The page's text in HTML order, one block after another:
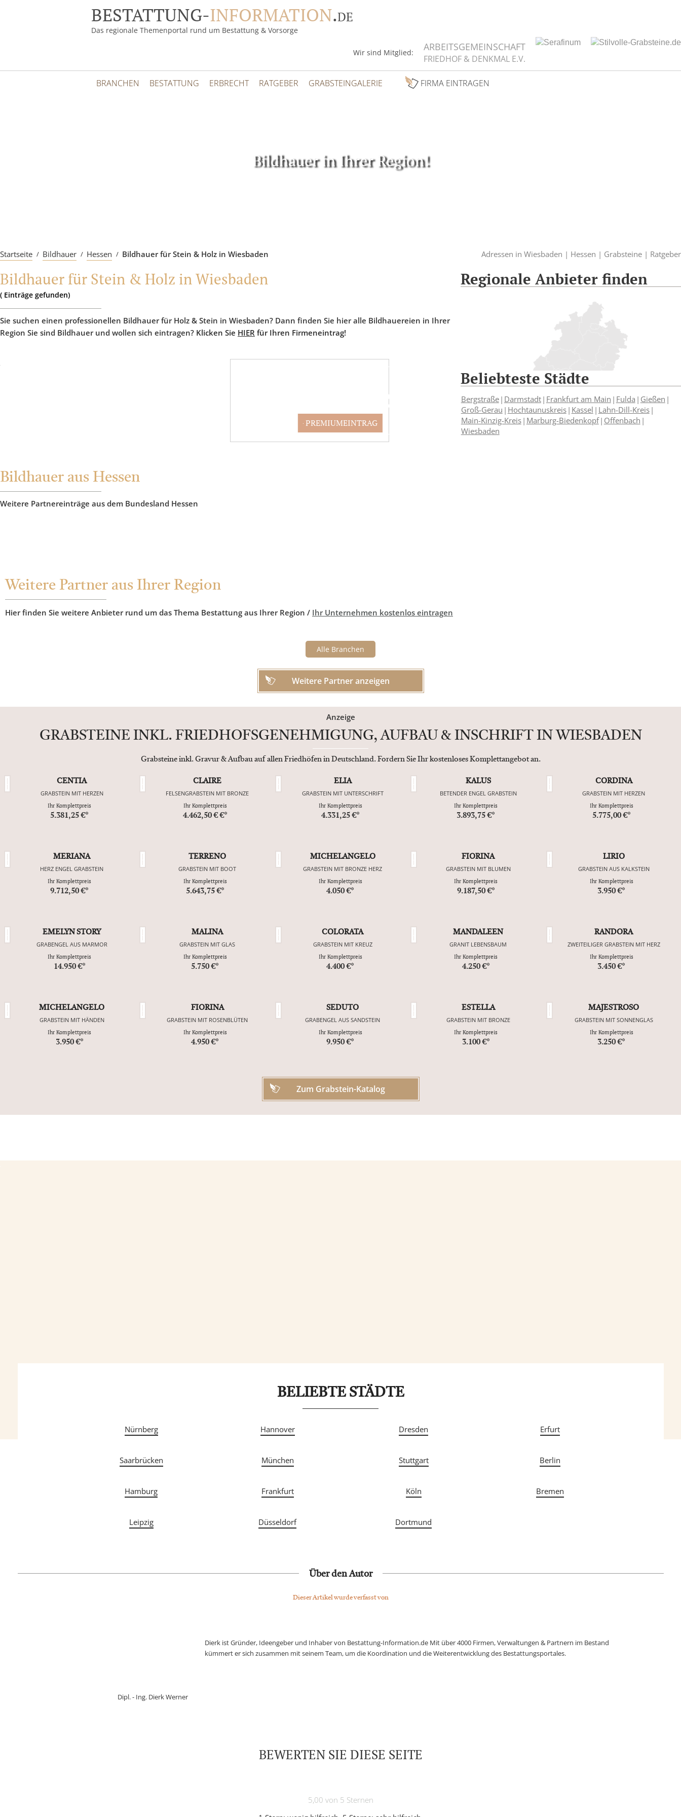
BESTATTUNG-INFORMATION.DE
Das regionale Themenportal rund um Bestattung & Vorsorge
Wir sind Mitglied: ARBEITSGEMEINSCHAFT
FRIEDHOF & DENKMAL E.V.
BRANCHEN BESTATTUNG ERBRECHT RATGEBER GRABSTEINGALERIE FIRMA EINTRAGEN
Bildhauer in Ihrer Region!
Startseite Bildhauer Hessen Bildhauer für Stein & Holz in Wiesbaden Adressen in Wiesbaden | Hessen | Grabsteine | Ratgeber
Bildhauer für Stein & Holz in Wiesbaden
( Einträge gefunden)
Sie suchen einen professionellen Bildhauer für Holz & Stein in Wiesbaden? Dann finden Sie hier alle Bildhauereien in Ihrer
Region Sie sind Bildhauer und wollen sich eintragen? Klicken Sie HIER für Ihren Firmeneintrag!
PARTNER WERDEN
PREMIUMEINTRAG
Regionale Anbieter finden
Beliebteste Städte
Bergstraße Darmstadt Frankfurt am Main Fulda Gießen
Groß-Gerau Hochtaunuskreis Kassel Lahn-Dill-Kreis
Main-Kinzig-Kreis Marburg-Biedenkopf Offenbach
Wiesbaden
Bildhauer aus Hessen
Weitere Partnereinträge aus dem Bundesland Hessen
Weitere Partner aus Ihrer Region
Hier finden Sie weitere Anbieter rund um das Thema Bestattung aus Ihrer Region / Ihr Unternehmen kostenlos eintragen
Alle Branchen
Weitere Partner anzeigen
Anzeige
GRABSTEINE INKL. FRIEDHOFSGENEHMIGUNG, AUFBAU & INSCHRIFT IN WIESBADEN
Grabsteine inkl. Gravur & Aufbau auf allen Friedhöfen in Deutschland. Fordern Sie Ihr kostenloses Komplettangebot an.
CENTIA
GRABSTEIN MIT HERZEN
Ihr Komplettpreis
5.381,25 €*
CLAIRE
FELSENGRABSTEIN MIT BRONZE
Ihr Komplettpreis
4.462,50 € €*
ELIA
GRABSTEIN MIT UNTERSCHRIFT
Ihr Komplettpreis
4.331,25 €*
KALUS
BETENDER ENGEL GRABSTEIN
Ihr Komplettpreis
3.893,75 €*
CORDINA
GRABSTEIN MIT HERZEN
Ihr Komplettpreis
5.775,00 €*
MERIANA
HERZ ENGEL GRABSTEIN
Ihr Komplettpreis
9.712,50 €*
TERRENO
GRABSTEIN MIT BOOT
Ihr Komplettpreis
5.643,75 €*
MICHELANGELO
GRABSTEIN MIT BRONZE HERZ
Ihr Komplettpreis
4.050 €*
FIORINA
GRABSTEIN MIT BLUMEN
Ihr Komplettpreis
9.187,50 €*
LIRIO
GRABSTEIN AUS KALKSTEIN
Ihr Komplettpreis
3.950 €*
EMELYN STORY
GRABENGEL AUS MARMOR
Ihr Komplettpreis
14.950 €*
MALINA
GRABSTEIN MIT GLAS
Ihr Komplettpreis
5.750 €*
COLORATA
GRABSTEIN MIT KREUZ
Ihr Komplettpreis
4.400 €*
MANDALEEN
GRANIT LEBENSBAUM
Ihr Komplettpreis
4.250 €*
RANDORA
ZWEITEILIGER GRABSTEIN MIT HERZ
Ihr Komplettpreis
3.450 €*
MICHELANGELO
GRABSTEIN MIT HÄNDEN
Ihr Komplettpreis
3.950 €*
FIORINA
GRABSTEIN MIT ROSENBLÜTEN
Ihr Komplettpreis
4.950 €*
SEDUTO
GRABENGEL AUS SANDSTEIN
Ihr Komplettpreis
9.950 €*
ESTELLA
GRABSTEIN MIT BRONZE
Ihr Komplettpreis
3.100 €*
MAJESTROSO
GRABSTEIN MIT SONNENGLAS
Ihr Komplettpreis
3.250 €*
Zum Grabstein-Katalog
BELIEBTE STÄDTE
Nürnberg Hannover Dresden Erfurt
Saarbrücken München Stuttgart Berlin
Hamburg Frankfurt Köln Bremen
Leipzig Düsseldorf Dortmund
Über den Autor
Dieser Artikel wurde verfasst von
Dipl. - Ing. Dierk Werner
Dierk ist Gründer, Ideengeber und Inhaber von Bestattung-Information.de Mit über 4000 Firmen, Verwaltungen & Partnern im Bestand
kümmert er sich zusammen mit seinem Team, um die Koordination und die Weiterentwicklung des Bestattungsportales.
BEWERTEN SIE DIESE SEITE
5,00 von 5 Sternen